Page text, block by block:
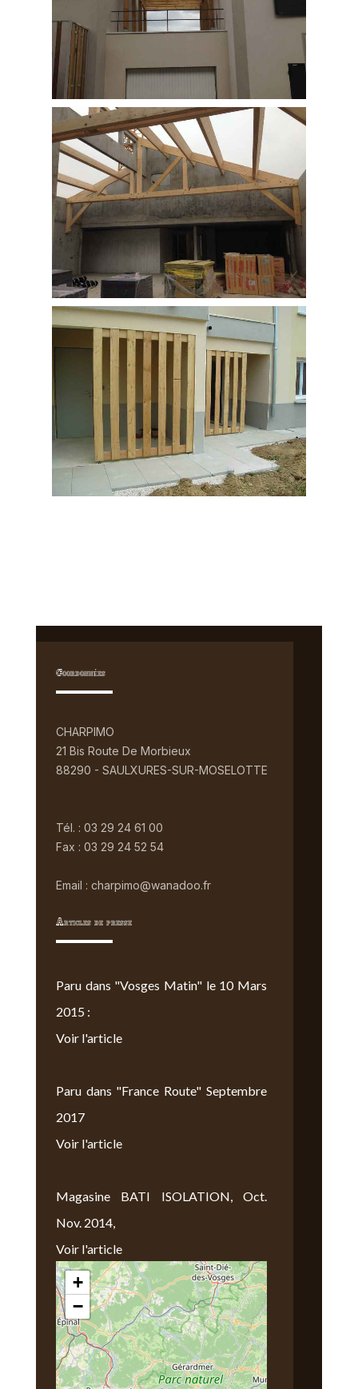
Coordonnées
CHARPIMO
21 Bis Route De Morbieux
88290 - SAULXURES-SUR-MOSELOTTE
Tél. : 03 29 24 61 00
Fax : 03 29 24 52 54
Email : charpimo@wanadoo.fr
Articles de presse
Paru dans "Vosges Matin" le 10 Mars
2015 :
Voir l'article
Paru dans "France Route" Septembre
2017
Voir l'article
Magasine BATI ISOLATION, Oct.
Nov. 2014,
Voir l'article
Nous Trouver
+
−